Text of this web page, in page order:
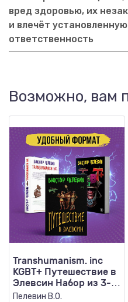
вред здоровью, их
и влечёт
ответственность
Возможно, вам
Transhumanism. inc
KGBT+ Путешествие в
Элевсин Набор из 3-х
книг
Пелевин В.О.